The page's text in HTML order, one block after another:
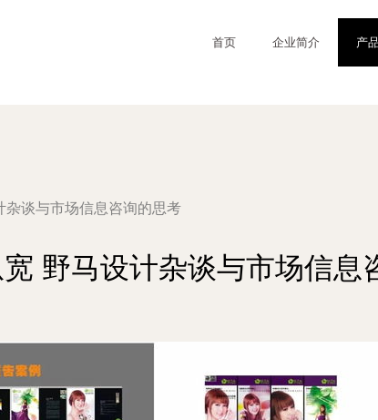
首页 企业简介 产
谈与市场信息咨询的思考
野马设计杂谈与市场信息